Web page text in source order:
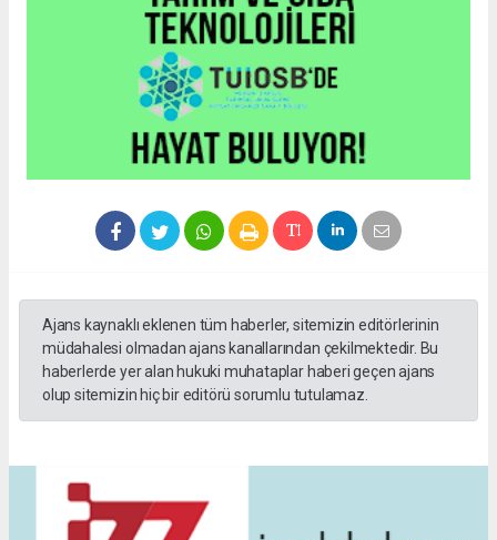
Ajans kaynaklı eklenen tüm haberler, sitemizin editörlerinin
müdahalesi olmadan ajans kanallarından çekilmektedir. Bu
haberlerde yer alan hukuki muhataplar haberi geçen ajans
olup sitemizin hiç bir editörü sorumlu tutulamaz.